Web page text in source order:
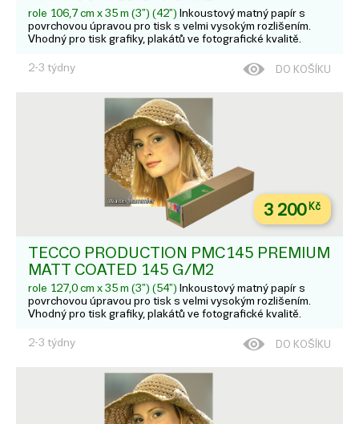
role 106,7 cm x 35 m (3") (42") Inkoustový matný papír s
povrchovou úpravou pro tisk s velmi vysokým rozlišením.
Vhodný pro tisk grafiky, plakátů ve fotografické kvalitě.
2-3 týdny DO KOŠÍKU
3 200Kč
TECCO PRODUCTION PMC145 PREMIUM
MATT COATED 145 G/M2
role 127,0 cm x 35 m (3") (54") Inkoustový matný papír s
povrchovou úpravou pro tisk s velmi vysokým rozlišením.
Vhodný pro tisk grafiky, plakátů ve fotografické kvalitě.
2-3 týdny DO KOŠÍKU